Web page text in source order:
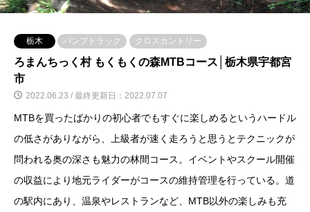
栃木 パンプトラック クロスカントリー
ろまんちっく村 もくもくの森MTBコース│栃木県宇都宮
市
2022.06.23 / 最終更新日：2022.07.07
MTBを買ったばかりの初心者でもすぐに楽しめるというハードル
の低さがありながら、上級者が速く走ろうと思うとテクニックが
問われる奥の深さも魅力の林間コース。イベントやスクール開催
の収益により地元ライダーがコースの維持管理を行っている。道
の駅内にあり、温泉やレストランなど、MTB以外の楽しみも充